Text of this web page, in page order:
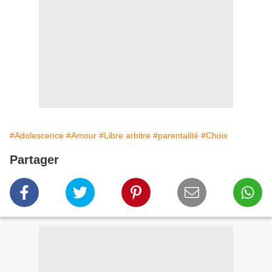
#Adolescence #Amour #Libre arbitre #parentalité #Choix
Partager